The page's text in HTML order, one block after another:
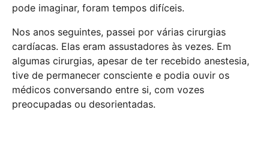
pode imaginar, foram tempos difíceis.
Nos anos seguintes, passei por várias cirurgias
cardíacas. Elas eram assustadores às vezes. Em
algumas cirurgias, apesar de ter recebido anestesia,
tive de permanecer consciente e podia ouvir os
médicos conversando entre si, com vozes
preocupadas ou desorientadas.